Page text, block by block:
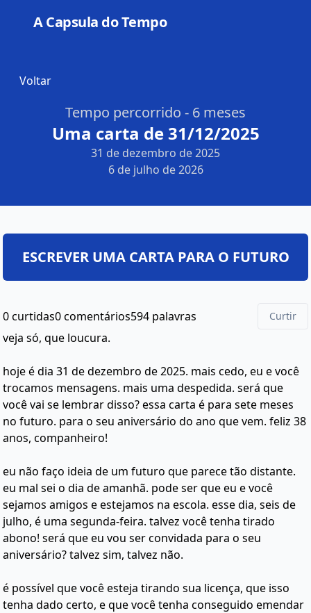
A Capsula do Tempo
Voltar
Tempo percorrido - 6 meses
Uma carta de 31/12/2025
31 de dezembro de 2025
6 de julho de 2026
0 curtidas0 comentários594 palavras Curtir
veja só, que loucura.
hoje é dia 31 de dezembro de 2025. mais cedo, eu e você
trocamos mensagens. mais uma despedida. será que
você vai se lembrar disso? essa carta é para sete meses
no futuro. para o seu aniversário do ano que vem. feliz 38
anos, companheiro!
eu não faço ideia de um futuro que parece tão distante.
eu mal sei o dia de amanhã. pode ser que eu e você
sejamos amigos e estejamos na escola. esse dia, seis de
julho, é uma segunda-feira. talvez você tenha tirado
abono! será que eu vou ser convidada para o seu
aniversário? talvez sim, talvez não.
é possível que você esteja tirando sua licença, que isso
tenha dado certo, e que você tenha conseguido emendar
ESCREVER UMA CARTA PARA O FUTURO